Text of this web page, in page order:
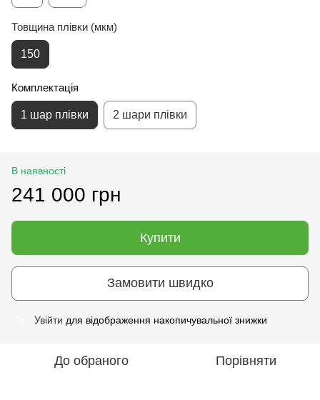
Товщина плівки (мкм)
150
Комплектація
1 шар плівки 2 шари плівки
В наявності
241 000 грн
Купити
Замовити швидко
Увійти для відображення накопичувальної знижки
До обраного Порівняти